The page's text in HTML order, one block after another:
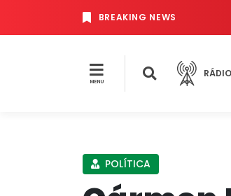
BREAKING NEWS
MENU
RÁDIO
POLÍTICA